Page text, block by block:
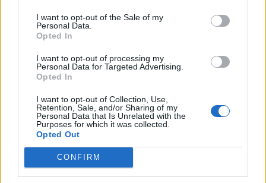
I want to opt-out of the Sale of my
Personal Data.
Opted In
I want to opt-out of processing my
Personal Data for Targeted Advertising.
Opted In
I want to opt-out of Collection, Use,
Retention, Sale, and/or Sharing of my
Personal Data that Is Unrelated with the
Purposes for which it was collected.
Opted Out
CONFIRM
Del artikel